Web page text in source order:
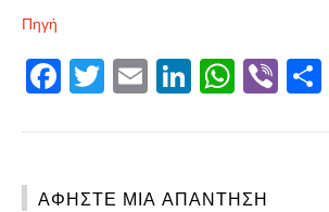
Πηγή
Facebook
Twitter
EmailLinkedIn
ΑΦΉΣΤΕ ΜΙΑ ΑΠΆΝΤΗΣΗ